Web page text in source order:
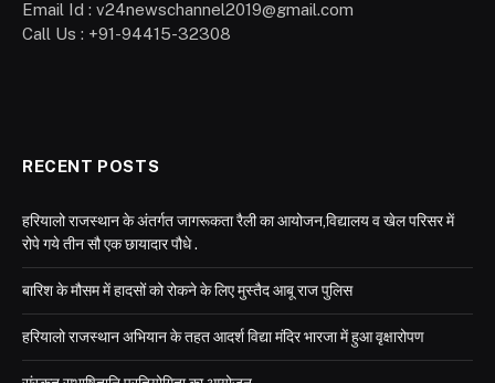
Email Id : v24newschannel2019@gmail.com
Call Us : +91-94415-32308
RECENT POSTS
हरियालो राजस्थान के अंतर्गत जागरूकता रैली का आयोजन,विद्यालय व खेल परिसर में
रोपे गये तीन सौ एक छायादार पौधे .
बारिश के मौसम में हादसों को रोकने के लिए मुस्तैद आबू राज पुलिस
हरियालो राजस्थान अभियान के तहत आदर्श विद्या मंदिर भारजा में हुआ वृक्षारोपण